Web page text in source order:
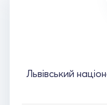
Львівський